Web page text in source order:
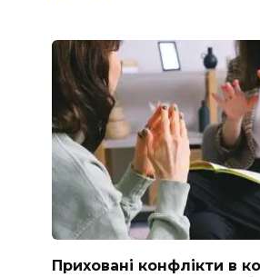
Приховані конфлікти в